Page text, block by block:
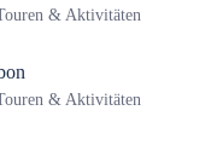
& Aktivitäten
& Aktivitäten